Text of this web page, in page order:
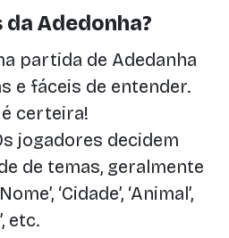
da Adedonha?
partida de Adedanha
e fáceis de entender.
certeira!
jogadores decidem
de temas, geralmente
‘Cidade’, ‘Animal’,
etc.